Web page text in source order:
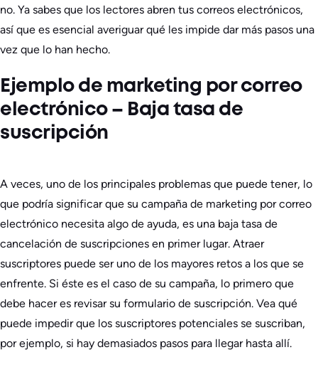
no. Ya sabes que los lectores abren tus correos electrónicos,
así que es esencial averiguar qué les impide dar más pasos una
vez que lo han hecho.
Ejemplo de marketing por correo
electrónico – Baja tasa de
suscripción
A veces, uno de los principales problemas que puede tener, lo
que podría significar que su campaña de marketing por correo
electrónico necesita algo de ayuda, es una baja tasa de
cancelación de suscripciones en primer lugar. Atraer
suscriptores puede ser uno de los mayores retos a los que se
enfrente. Si éste es el caso de su campaña, lo primero que
debe hacer es revisar su formulario de suscripción. Vea qué
puede impedir que los suscriptores potenciales se suscriban,
por ejemplo, si hay demasiados pasos para llegar hasta allí.